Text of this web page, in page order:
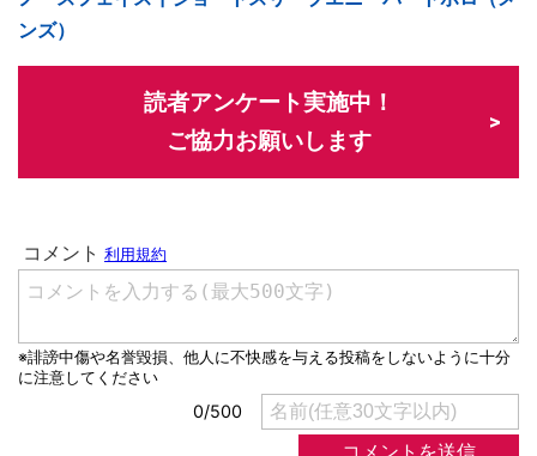
ンズ）
読者アンケート実施中！
ご協力お願いします